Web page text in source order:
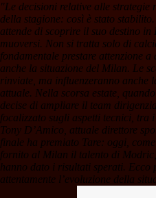
"Le decisioni relative alle strategie
della stagione: così è stato
attende di scoprire il suo destino
muoversi. Non si tratta solo di
fondamentale prestare attenzione
anche la situazione del Milan. Le
rinviate, ma influenzeranno anche
attuale. Nella scorsa estate,
decise di ampliare il team
focalizzato sugli aspetti tecnici, tra
Tony D’Amico, attuale direttore
finale ha premiato Tare: oggi,
fornito al Milan il talento di
hanno dato i risultati sperati. Ecco
attentamente l’evoluzione della